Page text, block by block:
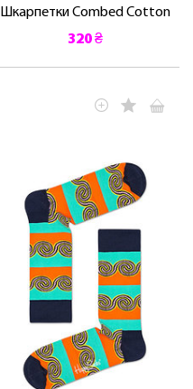
Шкарпетки Combed Cotton
320 ₴